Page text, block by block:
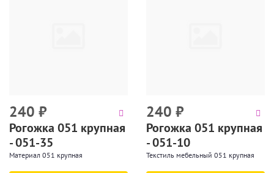
240 ₽
Рогожка 051 крупная
- 051-35
Материал 051 крупная
240 ₽
Рогожка 051 крупная
- 051-10
Текстиль мебельный 051 крупная